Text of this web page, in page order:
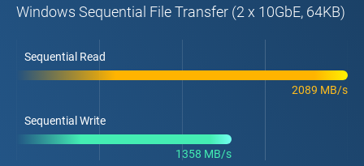
Windows Sequential File Transfer (2 x 10GbE, 64KB)
Sequential Read
2089 MB/s
Sequential Write
1358 MB/s